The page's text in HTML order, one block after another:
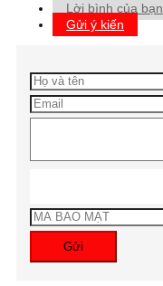
Lời bình của bạn
Gửi ý kiến
Gửi